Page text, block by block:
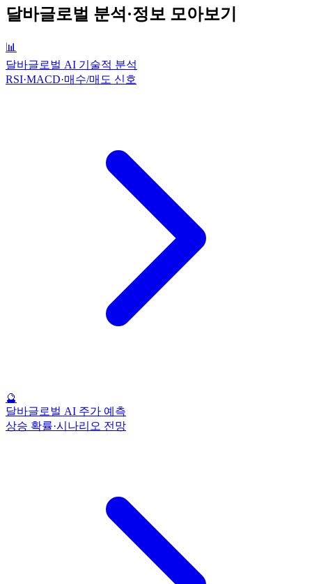
달바글로벌 분석·정보 모아보기
📊
달바글로벌 AI 기술적 분석
RSI·MACD·매수/매도 신호
🔮
달바글로벌 AI 주가 예측
상승 확률·시나리오 전망